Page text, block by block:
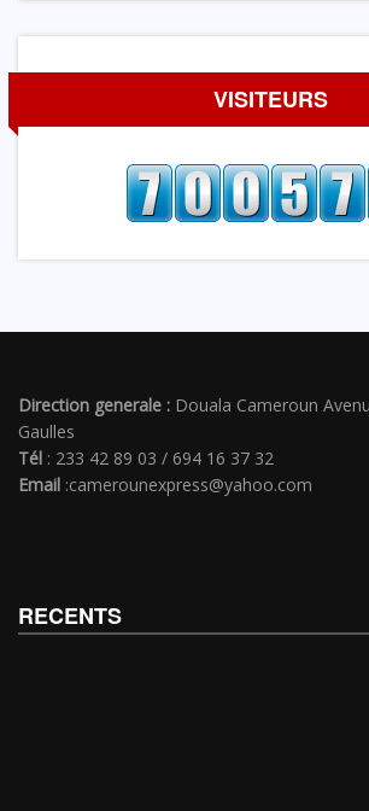
VISITEURS
Direction generale : Douala Cameroun
Gaulles
Tél : 233 42 89 03 / 694 16 37 32
Email :camerounexpress@yahoo.com
RECENTS